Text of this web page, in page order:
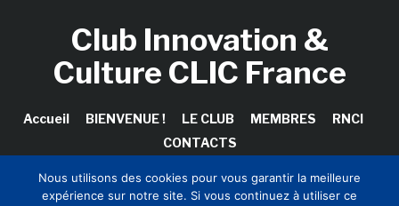
Club Innovation &
Culture CLIC France
Accueil BIENVENUE ! LE CLUB MEMBRES
RNCI
CONTACTS
Nous utilisons des cookies pour vous garantir la meilleure
expérience sur notre site. Si vous continuez à utiliser ce